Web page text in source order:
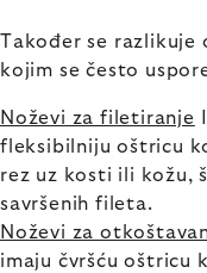
Također se razlikuje
kojim se često
Noževi za filetiranje
fleksibilniju oštricu
rez uz kosti ili kožu,
savršenih fileta.
Noževi za
imaju čvršću oštricu